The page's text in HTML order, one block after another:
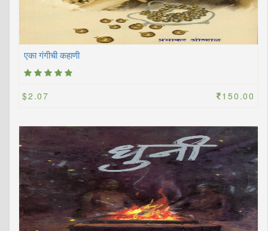
एका गंगीची कहाणी
$2.07 150.00